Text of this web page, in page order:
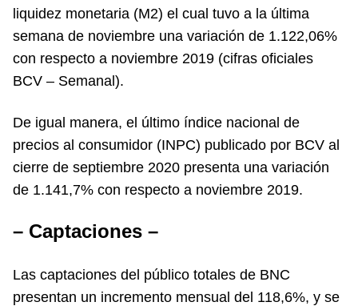
liquidez monetaria (M2) el cual tuvo a la última
semana de noviembre una variación de 1.122,06%
con respecto a noviembre 2019 (cifras oficiales
BCV – Semanal).
De igual manera, el último índice nacional de
precios al consumidor (INPC) publicado por BCV al
cierre de septiembre 2020 presenta una variación
de 1.141,7% con respecto a noviembre 2019.
– Captaciones –
Las captaciones del público totales de BNC
presentan un incremento mensual del 118,6%, y se